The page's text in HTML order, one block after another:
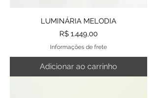
LUMINÁRIA MELODIA
Preço
R$ 1.449,00
Informações de frete
Adicionar ao carrinho